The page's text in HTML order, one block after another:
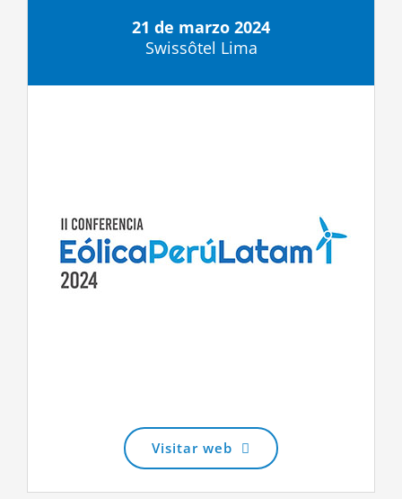
21 de marzo 2024
Swissôtel Lima
Visitar web